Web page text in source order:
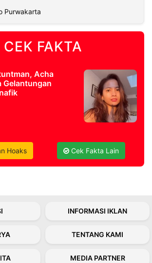
Purwakarta
CEK FAKTA
Acha
Gelantungan
Hoaks Cek Fakta Lain
INFORMASI IKLAN
TENTANG KAMI
MEDIA PARTNER